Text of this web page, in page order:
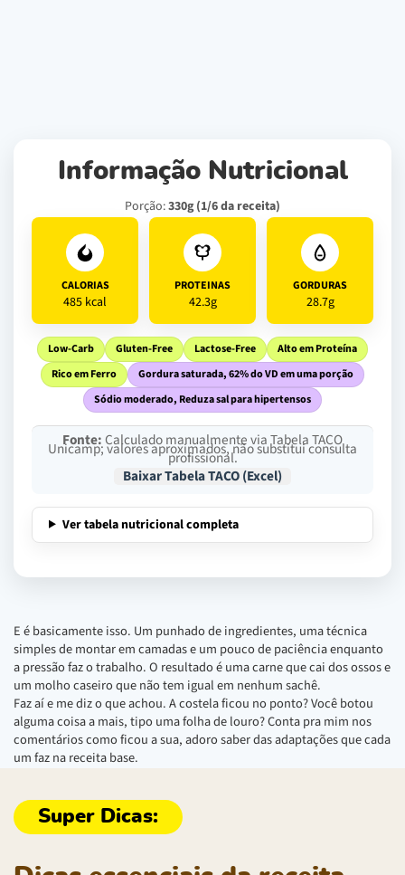
Informação Nutricional
Porção:330g (1/6 da receita)
CALORIAS
485 kcal
PROTEINAS
42.3g
GORDURAS
28.7g
Low-Carb Gluten-Free Lactose-Free
Alto em Proteína
Rico em Ferro
Gordura saturada, 62% do VD em uma porção
Sódio moderado, Reduza sal para hipertensos
Fonte:Calculado manualmente via Tabela TACO
Unicamp; valores aproximados, não substitui consulta
profissional.
Baixar Tabela TACO (Excel)
Ver tabela nutricional completa
E é basicamente isso. Um punhado de ingredientes, uma técnica
simples de montar em camadas e um pouco de paciência enquanto
a pressão faz o trabalho. O resultado é uma carne que cai dos ossos e
um molho caseiro que não tem igual em nenhum sachê.
Faz aí e me diz o que achou. A costela ficou no ponto? Você botou
alguma coisa a mais, tipo uma folha de louro? Conta pra mim nos
comentários como ficou a sua, adoro saber das adaptações que cada
um faz na receita base.